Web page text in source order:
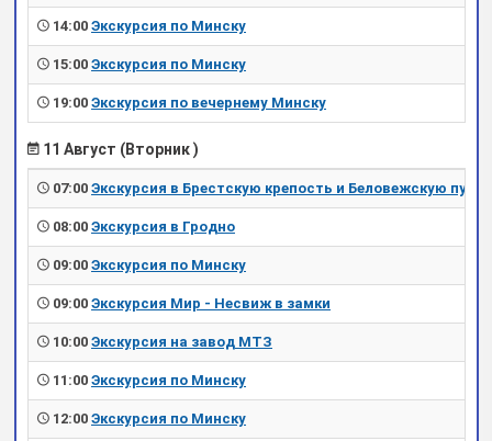
14:00 Экскурсия по Минску
15:00 Экскурсия по Минску
19:00 Экскурсия по вечернему Минску
11 Август (Вторник )
07:00 Экскурсия в Брестскую крепость и Беловежскую пущу
08:00 Экскурсия в Гродно
09:00 Экскурсия по Минску
09:00 Экскурсия Мир - Несвиж в замки
10:00 Экскурсия на завод МТЗ
11:00 Экскурсия по Минску
12:00 Экскурсия по Минску